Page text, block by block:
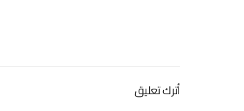
أترك تعليق